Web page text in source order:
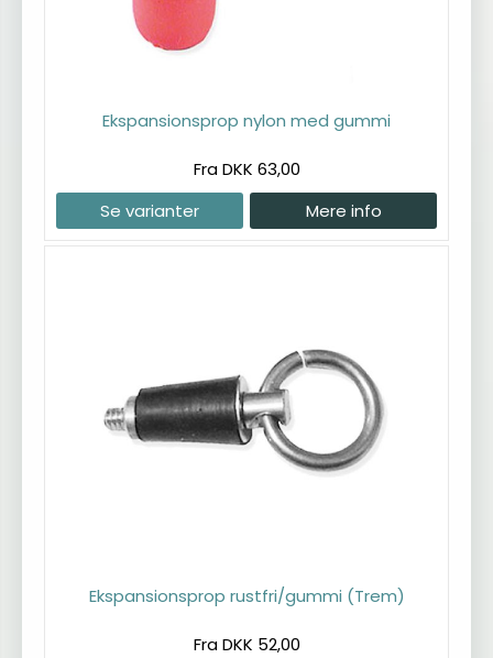
Ekspansionsprop nylon med gummi
Fra DKK 63,00
Se varianter
Mere info
Ekspansionsprop rustfri/gummi (Trem)
Fra DKK 52,00